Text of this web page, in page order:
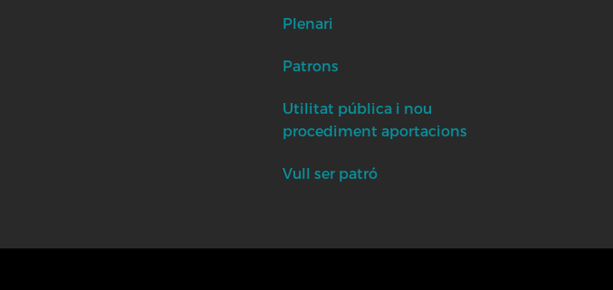
Plenari
Patrons
Utilitat pública i nou
procediment aportacions
Vull ser patró